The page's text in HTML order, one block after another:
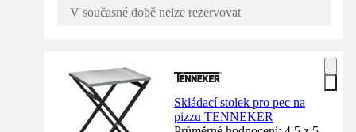
V současné době nelze rezervovat
Skládací stolek pro pec na
pizzu TENNEKER